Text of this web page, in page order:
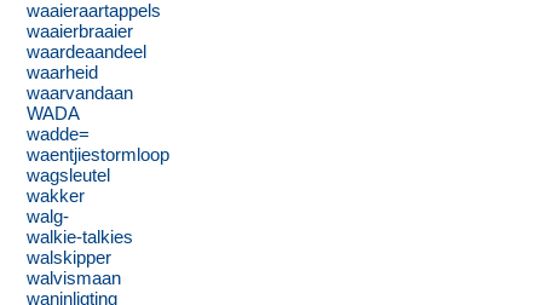
waaieraartappels
waaierbraaier
waardeaandeel
waarheid
waarvandaan
WADA
wadde=
waentjiestormloop
wagsleutel
wakker
walg-
walkie-talkies
walskipper
walvismaan
waninligting